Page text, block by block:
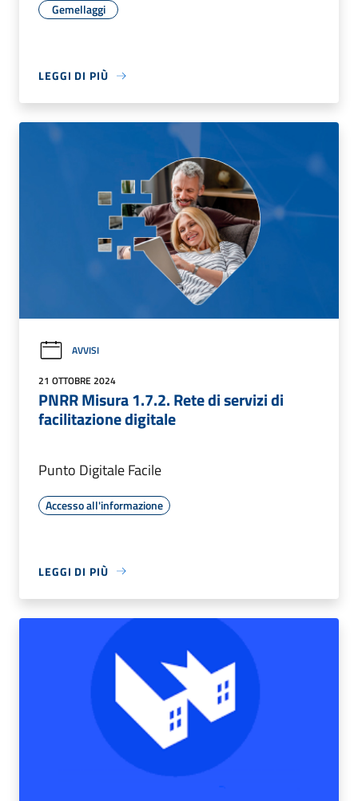
Gemellaggi
LEGGI DI PIÙ
AVVISI
21 OTTOBRE 2024
PNRR Misura 1.7.2. Rete di servizi di
facilitazione digitale
Punto Digitale Facile
Accesso all'informazione
LEGGI DI PIÙ